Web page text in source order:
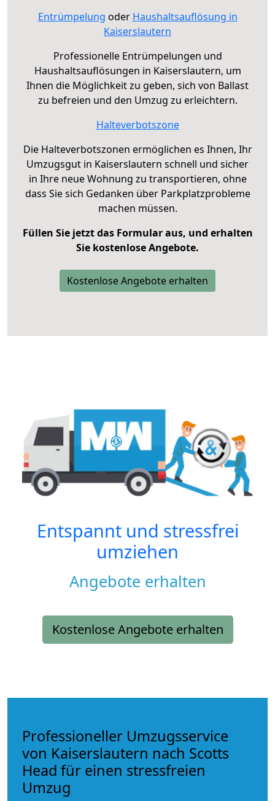
Entrümpelung oder Haushaltsauflösung in
Kaiserslautern
Professionelle Entrümpelungen und
Haushaltsauflösungen in Kaiserslautern, um
Ihnen die Möglichkeit zu geben, sich von Ballast
zu befreien und den Umzug zu erleichtern.
Halteverbotszone
Die Halteverbotszonen ermöglichen es Ihnen, Ihr
Umzugsgut in Kaiserslautern schnell und sicher
in Ihre neue Wohnung zu transportieren, ohne
dass Sie sich Gedanken über Parkplatzprobleme
machen müssen.
Füllen Sie jetzt das Formular aus, und erhalten
Sie kostenlose Angebote.
Kostenlose Angebote erhalten
Entspannt und stressfrei
umziehen
Angebote erhalten
Kostenlose Angebote erhalten
Professioneller Umzugsservice
von Kaiserslautern nach Scotts
Head für einen stressfreien
Umzug